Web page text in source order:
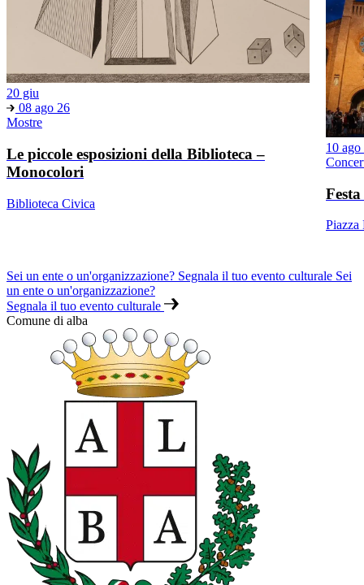
20 giu
08 ago 26
Mostre
Le piccole esposizioni della Biblioteca –
Monocolori
Biblioteca Civica
10 ago
Piazza
Sei un ente o un'organizzazione? Segnala il tuo evento culturale Sei
un ente o un'organizzazione?
Segnala il tuo evento culturale
Comune di alba